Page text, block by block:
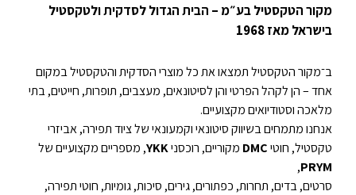
מקור הטקסטיל בע״מ – הבית הגדול לסדקית ולטקסטיל
בישראל מאז 1968
ב־מקור הטקסטיל תמצאו את כל מוצרי הסדקית והטקסטיל במקום
אחד – הן לקהל הפרטי והן לסיטונאים, מעצבים, תופרות, חייטים, בתי
מלאכה וסטודיואים מקצועיים.
אנחנו מתמחים בשיווק סיטונאי וקמעונאי של ציוד תפירה, אביזרי
טקסטיל, חוטיDMC מקוריים, רוכסניYKK, מספריים מקצועיים של
PRYM
,
סרטים, בדים, תחרות, כפתורים, גירים, סיכות, גומיות, חוטי תפירה,